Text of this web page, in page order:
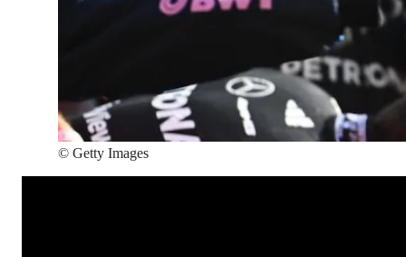
© Getty Images